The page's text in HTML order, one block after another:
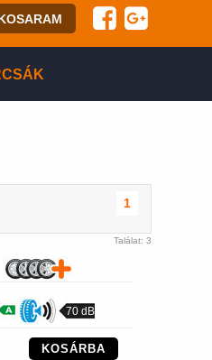
BELÉPÉS
1
Találat: 3
70 dB
KOSÁRBA